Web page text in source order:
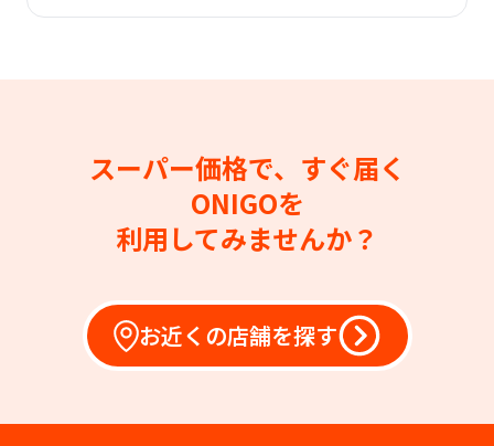
スーパー価格で、すぐ届く
ONIGOを
利用してみませんか？
お近くの店舗を探す